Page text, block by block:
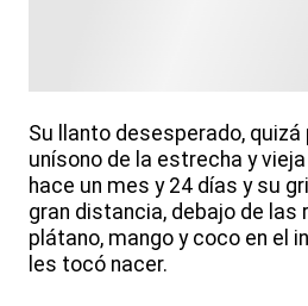
Su llanto desesperado, quizá
unísono de la estrecha y
hace un mes y 24 días y su
gran distancia, debajo de las
plátano, mango y coco en el
les tocó nacer.